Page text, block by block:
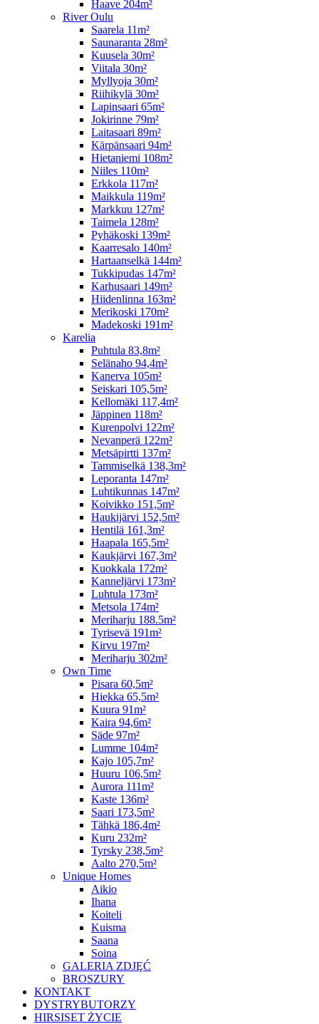
Haave 204m²
River Oulu
Saarela 11m²
Saunaranta 28m²
Kuusela 30m²
Viitala 30m²
Myllyoja 30m²
Riihikylä 30m²
Lapinsaari 65m²
Jokirinne 79m²
Laitasaari 89m²
Kärpänsaari 94m²
Hietaniemi 108m²
Niiles 110m²
Erkkola 117m²
Maikkula 119m²
Markkuu 127m²
Taimela 128m²
Pyhäkoski 139m²
Kaarresalo 140m²
Hartaanselkä 144m²
Tukkipudas 147m²
Karhusaari 149m²
Hiidenlinna 163m²
Merikoski 170m²
Madekoski 191m²
Karelia
Puhtula 83,8m²
Selänaho 94,4m²
Kanerva 105m²
Seiskari 105,5m²
Kellomäki 117,4m²
Jäppinen 118m²
Kurenpolvi 122m²
Nevanperä 122m²
Metsäpirtti 137m²
Tammiselkä 138,3m²
Leporanta 147m²
Luhtikunnas 147m²
Koivikko 151,5m²
Haukijärvi 152,5m²
Hentilä 161,3m²
Haapala 165,5m²
Kaukjärvi 167,3m²
Kuokkala 172m²
Kanneljärvi 173m²
Luhtula 173m²
Metsola 174m²
Meriharju 188.5m²
Tyrisevä 191m²
Kirvu 197m²
Meriharju 302m²
Own Time
Pisara 60,5m²
Hiekka 65,5m²
Kuura 91m²
Kaira 94,6m²
Säde 97m²
Lumme 104m²
Kajo 105,7m²
Huuru 106,5m²
Aurora 111m²
Kaste 136m²
Saari 173,5m²
Tähkä 186,4m²
Kuru 232m²
Tyrsky 238,5m²
Aalto 270,5m²
Unique Homes
Aikio
Ihana
Koiteli
Kuisma
Saana
Soina
GALERIA ZDJĘĆ
BROSZURY
KONTAKT
DYSTRYBUTORZY
HIRSISET ŻYCIE